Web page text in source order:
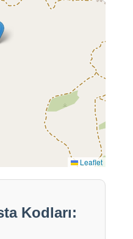
Leaflet
Kodları: